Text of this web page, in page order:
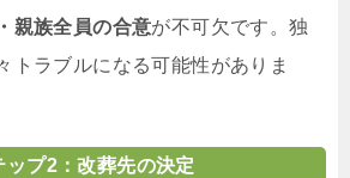
親族全員の合意が不可欠です。独
トラブルになる可能性がありま
ップ2：改葬先の決定